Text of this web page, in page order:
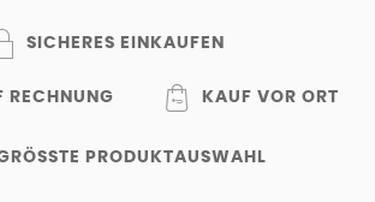
SICHERES EINKAUFEN
RECHNUNG KAUF VOR ORT
PRODUKTAUSWAHL